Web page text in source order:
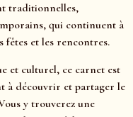
traditionnelles,
qui continuent à
fêtes et les rencontres.
et culturel, ce carnet est
à découvrir et partager le
y trouverez une